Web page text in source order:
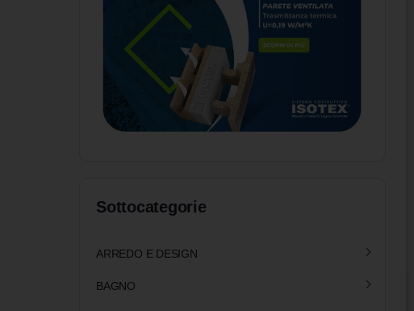
Sottocategorie
ARREDO E DESIGN
BAGNO